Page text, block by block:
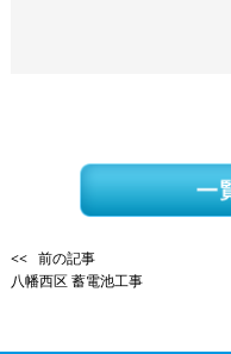
<< 前の記事
八幡西区 蓄電池工事